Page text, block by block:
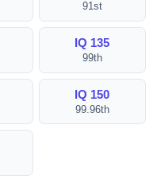
91st
IQ 135
99th
IQ 150
99.96th